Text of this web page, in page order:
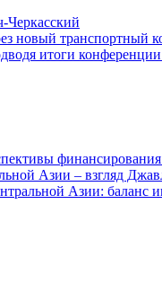
новый транспортный
итоги
Азии – взгляд
Азии: баланс